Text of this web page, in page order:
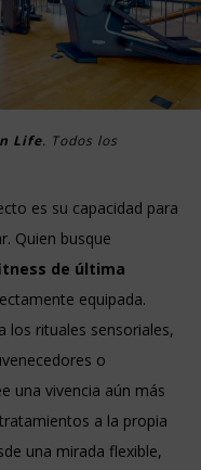
Life. Todos los
es su capacidad para
Quien busque
de última
equipada.
los rituales sensoriales,
o
una vivencia aún más
a la propia
una mirada flexible,